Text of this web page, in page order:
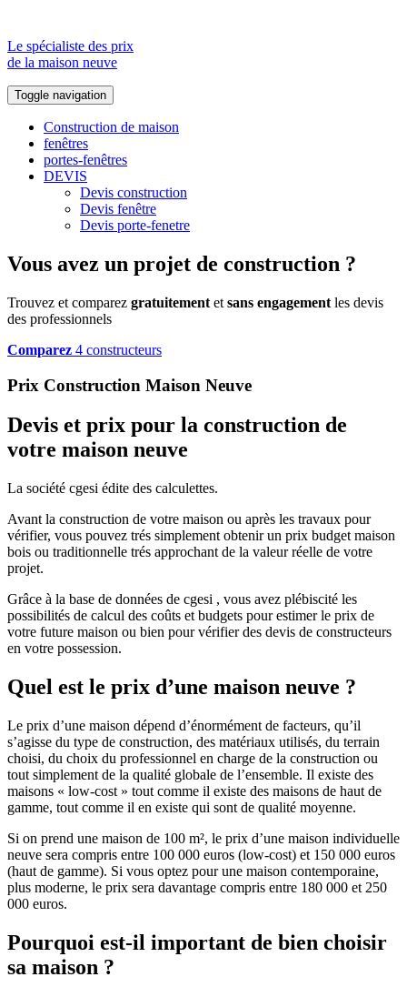
Le spécialiste des prix
de la maison neuve
Toggle navigation
Construction de maison
fenêtres
portes-fenêtres
DEVIS
Devis construction
Devis fenêtre
Devis porte-fenetre
Vous avez un projet de construction ?
Trouvez et comparez gratuitement et sans engagement les devis
des professionnels
Comparez 4 constructeurs
Prix Construction Maison Neuve
Devis et prix pour la construction de
votre maison neuve
La société cgesi édite des calculettes.
Avant la construction de votre maison ou après les travaux pour
vérifier, vous pouvez trés simplement obtenir un prix budget maison
bois ou traditionnelle trés approchant de la valeur réelle de votre
projet.
Grâce à la base de données de cgesi , vous avez plébiscité les
possibilités de calcul des coûts et budgets pour estimer le prix de
votre future maison ou bien pour vérifier des devis de constructeurs
en votre possession.
Quel est le prix d’une maison neuve ?
Le prix d’une maison dépend d’énormément de facteurs, qu’il
s’agisse du type de construction, des matériaux utilisés, du terrain
choisi, du choix du professionnel en charge de la construction ou
tout simplement de la qualité globale de l’ensemble. Il existe des
maisons « low-cost » tout comme il existe des maisons de haut de
gamme, tout comme il en existe qui sont de qualité moyenne.
Si on prend une maison de 100 m², le prix d’une maison individuelle
neuve sera compris entre 100 000 euros (low-cost) et 150 000 euros
(haut de gamme). Si vous optez pour une maison contemporaine,
plus moderne, le prix sera davantage compris entre 180 000 et 250
000 euros.
Pourquoi est-il important de bien choisir
sa maison ?